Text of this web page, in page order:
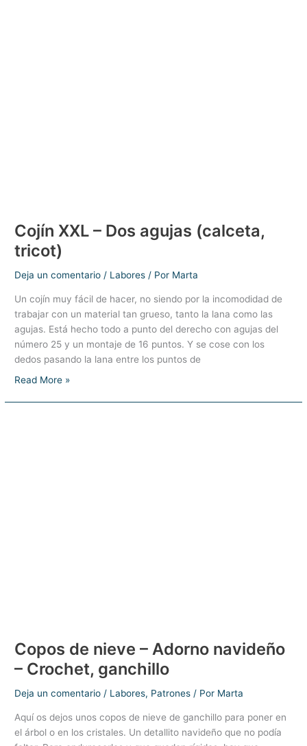
Cojín XXL – Dos agujas (calceta,
tricot)
Deja un comentario / Labores / Por Marta
Un cojín muy fácil de hacer, no siendo por la incomodidad de
trabajar con un material tan grueso, tanto la lana como las
agujas. Está hecho todo a punto del derecho con agujas del
número 25 y un montaje de 16 puntos. Y se cose con los
dedos pasando la lana entre los puntos de
Cojín
Read More »
Copos de nieve – Adorno navideño
– Crochet, ganchillo
Deja un comentario / Labores, Patrones / Por Marta
Aquí os dejos unos copos de nieve de ganchillo para poner en
el árbol o en los cristales. Un detallito navideño que no podía